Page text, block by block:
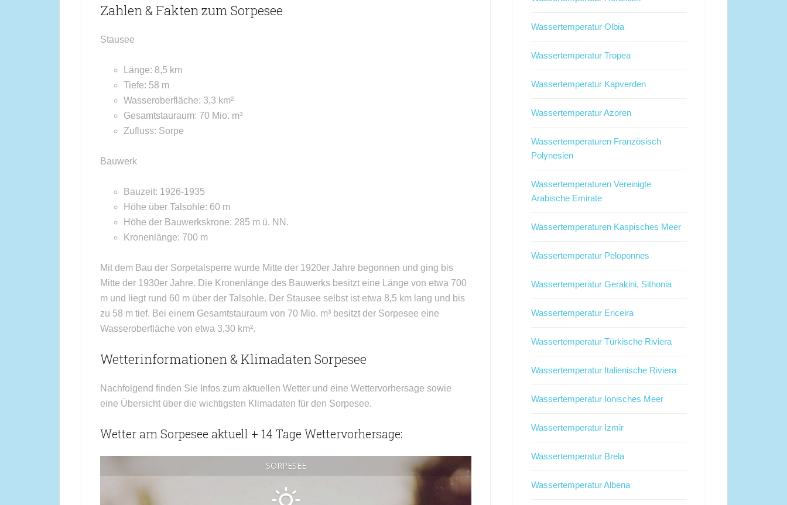
Zahlen & Fakten zum Sorpesee
Stausee
Länge: 8,5 km
Tiefe: 58 m
Wasseroberfläche: 3,3 km²
Gesamtstauraum: 70 Mio. m³
Zufluss: Sorpe
Bauwerk
Bauzeit: 1926-1935
Höhe über Talsohle: 60 m
Höhe der Bauwerkskrone: 285 m ü. NN.
Kronenlänge: 700 m
Mit dem Bau der Sorpetalsperre wurde Mitte der 1920er Jahre begonnen und ging bis
Mitte der 1930er Jahre. Die Kronenlänge des Bauwerks besitzt eine Länge von etwa 700
m und liegt rund 60 m über der Talsohle. Der Stausee selbst ist etwa 8,5 km lang und bis
zu 58 m tief. Bei einem Gesamtstauraum von 70 Mio. m³ besitzt der Sorpesee eine
Wasseroberfläche von etwa 3,30 km².
Wetterinformationen & Klimadaten Sorpesee
Nachfolgend finden Sie Infos zum aktuellen Wetter und eine Wettervorhersage sowie
eine Übersicht über die wichtigsten Klimadaten für den Sorpesee.
Wetter am Sorpesee aktuell + 14 Tage Wettervorhersage:
SORPESEE
Wassertemperatur Olbia
Wassertemperatur Tropea
Wassertemperatur Kapverden
Wassertemperatur Azoren
Wassertemperaturen Französisch
Polynesien
Wassertemperaturen Vereinigte
Arabische Emirate
Wassertemperaturen Kaspisches Meer
Wassertemperatur Peloponnes
Wassertemperatur Gerakini, Sithonia
Wassertemperatur Ericeira
Wassertemperatur Türkische Riviera
Wassertemperatur Italienische Riviera
Wassertemperatur Ionisches Meer
Wassertemperatur Izmir
Wassertemperatur Brela
Wassertemperatur Albena